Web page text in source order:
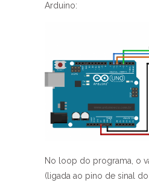
Arduino:
No loop do programa, o
(ligada ao pino de sinal